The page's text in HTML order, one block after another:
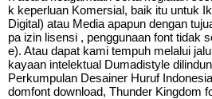
k keperluan Komersial, baik itu untuk
Digital) atau Media apapun dengan
pa izin lisensi , penggunaan font tidak
e). Atau dapat kami tempuh melalui
kayaan intelektual Dumadistyle
Perkumpulan Desainer Huruf
domfont download, Thunder Kingdom